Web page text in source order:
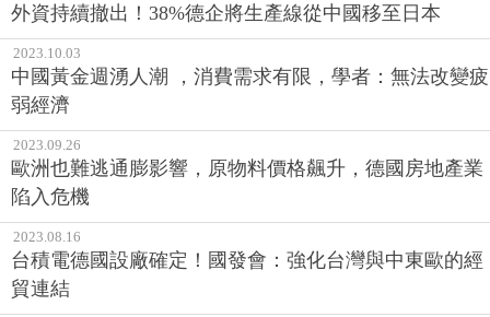
外資持續撤出！38%德企將生產線從中國移至日本
2023.10.03
中國黃金週湧人潮 ，消費需求有限，學者：無法改變疲
弱經濟
2023.09.26
歐洲也難逃通膨影響，原物料價格飆升，德國房地產業
陷入危機
2023.08.16
台積電德國設廠確定！國發會：強化台灣與中東歐的經
貿連結